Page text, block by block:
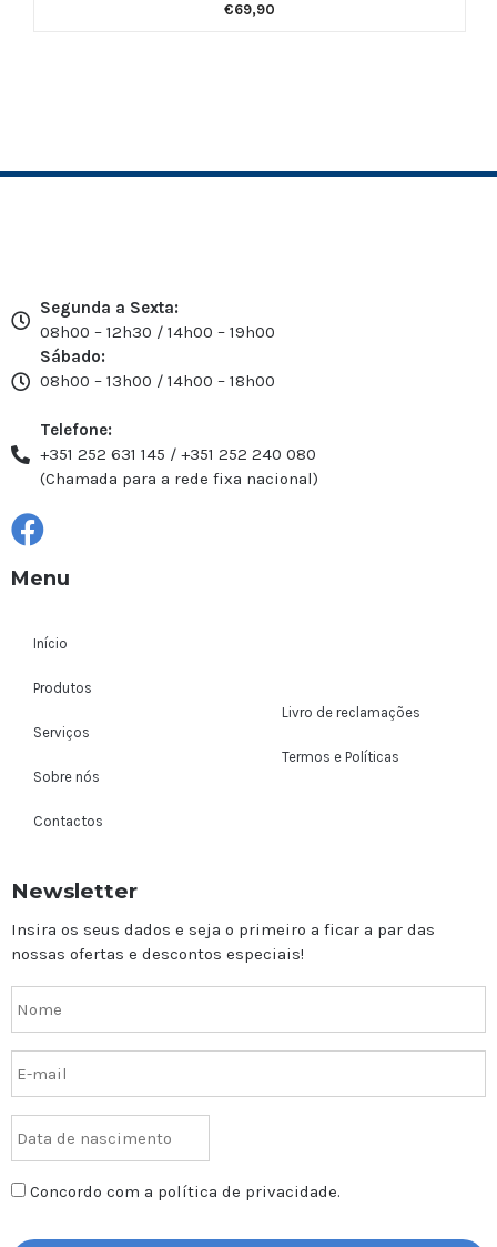
€69,90
Segunda a Sexta:
08h00 – 12h30 / 14h00 – 19h00
Sábado:
08h00 – 13h00 / 14h00 – 18h00
Telefone:
+351 252 631 145 / +351 252 240 080
(Chamada para a rede fixa nacional)
Menu
Início
Produtos
Serviços
Sobre nós
Contactos
Livro de reclamações
Termos e Políticas
Newsletter
Insira os seus dados e seja o primeiro a ficar a par das
nossas ofertas e descontos especiais!
Concordo com a política de privacidade.